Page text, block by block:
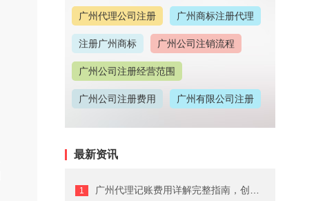
广州代理公司注册 广州商标注册代理
注册广州商标 广州公司注销流程
广州公司注册经营范围
广州公司注册费用 广州有限公司注册
广州公司注册地址
广州代理记账收费情况
最新资讯
广州代理记账费用详解完整指南，创业者...